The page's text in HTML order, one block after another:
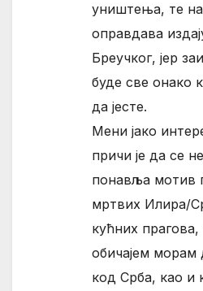
уништења, те на
оправдава
Бреучког, јер
буде све онако
да јесте.
Мени јако
причи је да се
понавља мотив
мртвих Илира/
кућних
обичајем
код Срба, као и